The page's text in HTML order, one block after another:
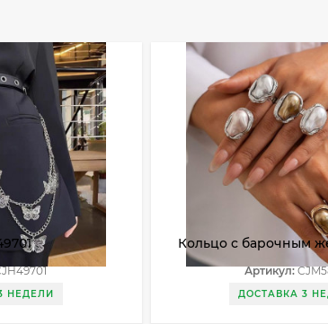
НЕДЕЛИ
Кольцо с барочным
широкой оправе
Артикул:
ДОСТАВКА 3